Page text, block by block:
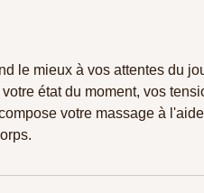
le mieux à vos attentes du
état du moment, vos
votre massage à